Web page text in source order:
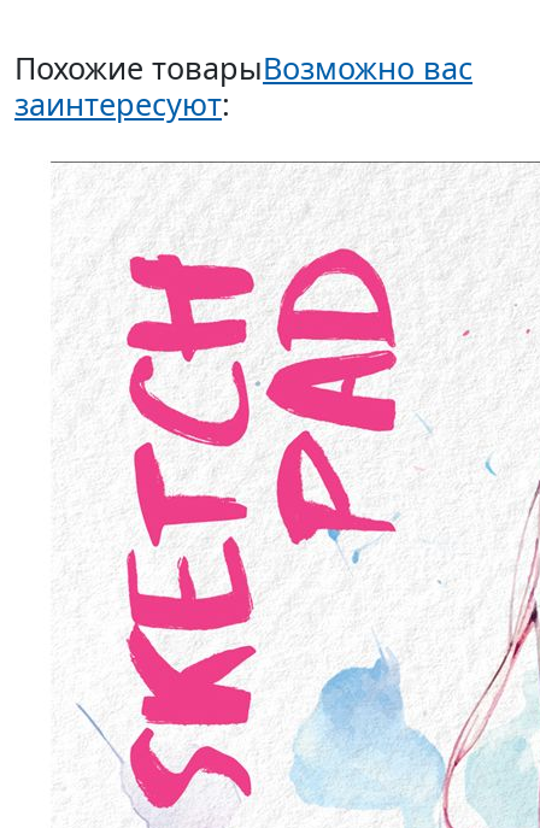
Похожие товарыВозможно вас
заинтересуют: